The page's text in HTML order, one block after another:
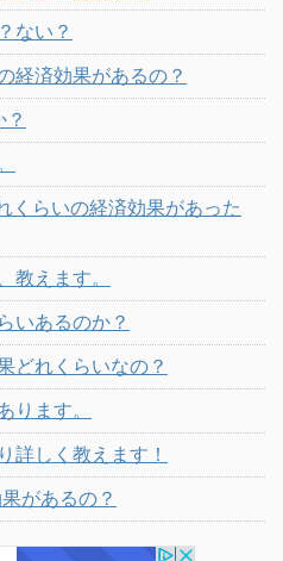
ない？
経済効果があるの？
くらいの経済効果があった
教えます。
いあるのか？
どれくらいなの？
ります。
詳しく教えます！
があるの？